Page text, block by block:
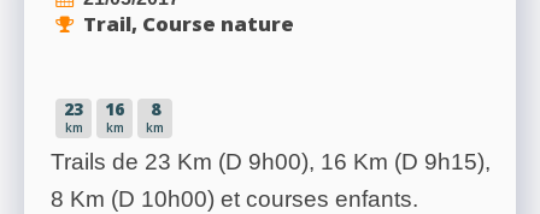
Trail, Course nature
23
km
16
km
8
km
Trails de 23 Km (D 9h00), 16 Km (D 9h15),
8 Km (D 10h00) et courses enfants.